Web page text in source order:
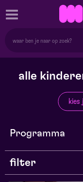
alle
kies
Programma
filter